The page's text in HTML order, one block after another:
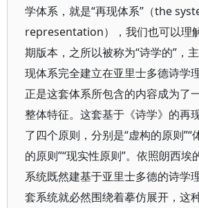
学体系，就是“再现体系”（the
representation），我们也可以理
期版本，之所以被称为“诗学的”，
现体系完全建立在亚里士多德诗学
正是这套体系所包含的内容成为了
整体特征。这套基于《诗学》的再
了四个原则，分别是“虚构的原则”“
的原则”“现实性原则”。依照朗西埃
系统既然建基于亚里士多德的诗学
套系统就必然围绕着摹仿展开，这